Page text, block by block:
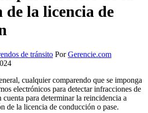
de la licencia de
de tránsito PorGerencie.com
cualquier comparendo que se imponga
electrónicos para detectar infracciones de
cuenta para determinar la reincidencia a
de la licencia de conducción o pase.